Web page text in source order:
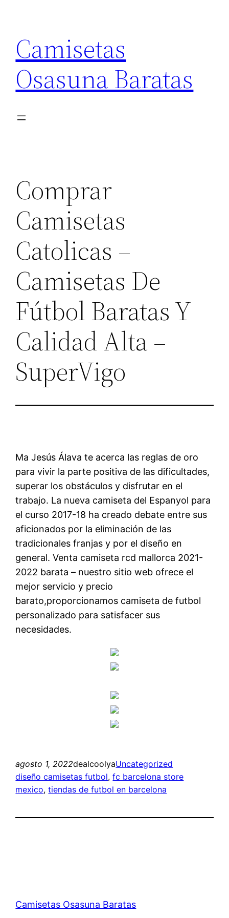
contenido
Camisetas
Osasuna Baratas
Comprar
Camisetas
Catolicas –
Camisetas De
Fútbol Baratas Y
Calidad Alta –
SuperVigo
Ma Jesús Álava te acerca las reglas de oro
para vivir la parte positiva de las dificultades,
superar los obstáculos y disfrutar en el
trabajo. La nueva camiseta del Espanyol para
el curso 2017-18 ha creado debate entre sus
aficionados por la eliminación de las
tradicionales franjas y por el diseño en
general. Venta camiseta rcd mallorca 2021-
2022 barata – nuestro sitio web ofrece el
mejor servicio y precio
barato,proporcionamos camiseta de futbol
personalizado para satisfacer sus
necesidades.
agosto 1, 2022dealcoolyaUncategorized
diseño camisetas futbol, fc barcelona store
mexico, tiendas de futbol en barcelona
Camisetas Osasuna Baratas